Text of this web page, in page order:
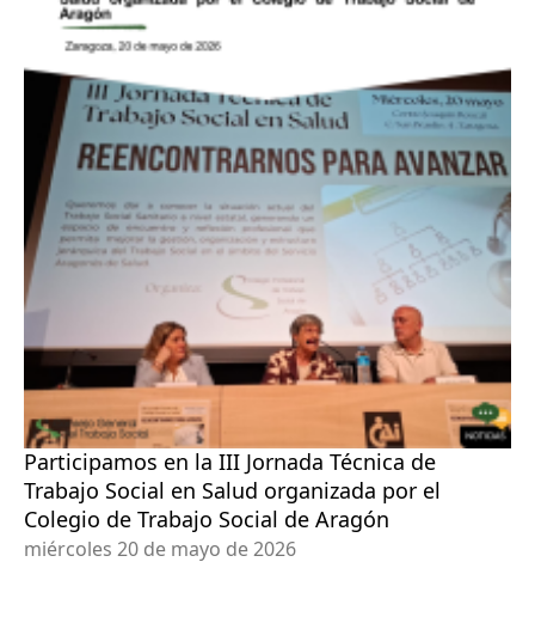
Participamos en la III Jornada Técnica de
Trabajo Social en Salud organizada por el
Colegio de Trabajo Social de Aragón
miércoles 20 de mayo de 2026